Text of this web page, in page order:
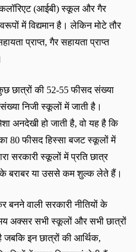
(आईबी) स्कूल और गैर
में विद्यमान है। लेकिन मोटे तौर
प्राप्त,गैर सहायता प्राप्त
छात्रों की 52-55फीसद संख्या
निजी स्कूलों में जाती है।
अनदेखी हो जाती है,वो यह है कि
80फीसद हिस्सा बजट स्कूलों में
सरकारी स्कूलों में प्रति छात्र
के बराबर या उससे कम शुल्क लेते हैं।
बनने वाली सरकारी नीतियों के
अक्सर सभी स्कूलों और सभी छात्रों
इन छात्रों की आर्थिक,